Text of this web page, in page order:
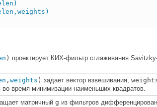
) проектирует КИХ-фильтр сглаживания
, weights ) задает вектор взвешивания,
во время минимизации наименьших квадратов.
матричный g из фильтров